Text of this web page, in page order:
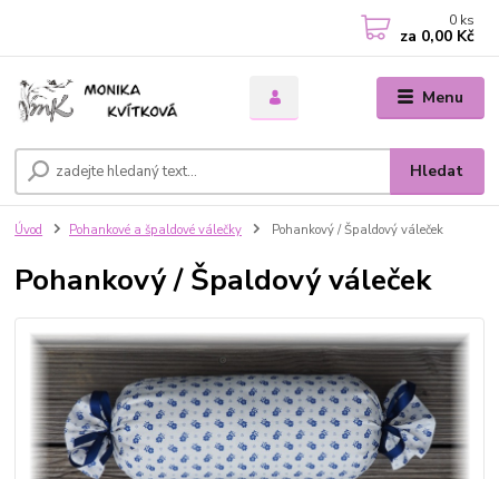
Menu
Hledat
0 ks
za 0,00 Kč
Úvod Pohankové a špaldové válečky Pohankový / Špaldový váleček
Pohankový / Špaldový váleček